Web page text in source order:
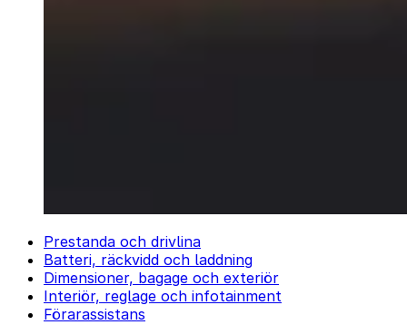
Prestanda och drivlina
Batteri, räckvidd och laddning
Dimensioner, bagage och exteriör
Interiör, reglage och infotainment
Förarassistans